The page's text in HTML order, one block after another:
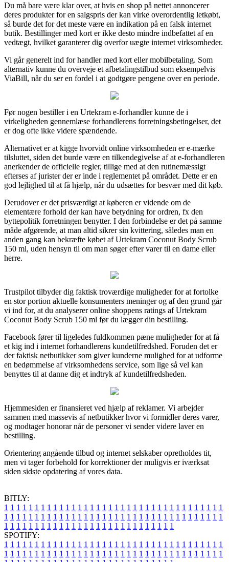
Du må bare være klar over, at hvis en shop på nettet annoncerer
deres produkter for en salgspris der kan virke overordentlig letkøbt,
så burde det for det meste være en indikation på en falsk internet
butik. Bestillinger med kort er ikke desto mindre indbefattet af en
vedtægt, hvilket garanterer dig overfor uægte internet virksomheder.
Vi går generelt ind for handler med kort eller mobilbetaling. Som
alternativ kunne du overveje et afbetalingstilbud som eksempelvis
ViaBill, når du ser en fordel i at godtgøre pengene over en periode.
Før nogen bestiller i en Urtekram e-forhandler kunne de i
virkeligheden gennemlæse forhandlerens forretningsbetingelser, det
er dog ofte ikke videre spændende.
Alternativet er at kigge hvorvidt online virksomheden er e-mærke
tilsluttet, siden det burde være en tilkendegivelse af at e-forhandleren
anerkender de officielle regler, tillige med at den rutinemæssigt
efterses af jurister der er inde i reglementet på området. Dette er en
god lejlighed til at få hjælp, når du udsættes for besvær med dit køb.
Derudover er det prisværdigt at køberen er vidende om de
elementære forhold der kan have betydning for ordren, fx den
byttepolitik forretningen benytter. I den forbindelse er det på samme
måde afgørende, at man altid sikrer sin kvittering, således man en
anden gang kan bekræfte købet af Urtekram Coconut Body Scrub
150 ml, uden hensyn til om man søger efter varer til en dame eller
herre.
Trustpilot tilbyder dig faktisk troværdige muligheder for at fortolke
en stor portion aktuelle konsumenters meninger og af den grund går
vi ind for, at du analyserer online shoppens ratings af Urtekram
Coconut Body Scrub 150 ml før du lægger din bestilling.
Facebook fører til ligeledes fuldkommen pæne muligheder for at få
et kig ind i internet forhandlerens kundetilfredshed. Foruden det er
der faktisk netbutikker som giver kunderne mulighed for at udforme
en bedømmelse af virksomhedens service, som lige så vel kan
benyttes til at danne dig et indtryk af kundetilfredsheden.
Hjemmesiden er finansieret ved hjælp af reklamer. Vi arbejder
sammen med massevis af netbutikker hvor vi formidler deres varer,
og modtager honorar når de personer vi sender videre laver en
bestilling.
Orientering angående tilbud og internet selskaber opretholdes tit,
men vi tager forbehold for korrektioner der muligvis er iværksat
siden sidste opdatering af vores data.
BITLY:
1 1 1 1 1 1 1 1 1 1 1 1 1 1 1 1 1 1 1 1 1 1 1 1 1 1 1 1 1 1 1 1 1 1 1 1
1 1 1 1 1 1 1 1 1 1 1 1 1 1 1 1 1 1 1 1 1 1 1 1 1 1 1 1 1 1 1 1 1 1 1 1
1 1 1 1 1 1 1 1 1 1 1 1 1 1 1 1 1 1 1 1 1 1 1 1 1 1 1 1
SPOTIFY:
1 1 1 1 1 1 1 1 1 1 1 1 1 1 1 1 1 1 1 1 1 1 1 1 1 1 1 1 1 1 1 1 1 1 1 1
1 1 1 1 1 1 1 1 1 1 1 1 1 1 1 1 1 1 1 1 1 1 1 1 1 1 1 1 1 1 1 1 1 1 1 1